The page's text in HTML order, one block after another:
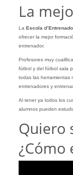
La
La Escola
ofrecer la mejor
entrenador.
Profesores muy
fútbol y del fútbol sala
todas las herramientas
entrenadores y
Al tener ya todos los
alumnos pueden
Quiero
¿Cómo